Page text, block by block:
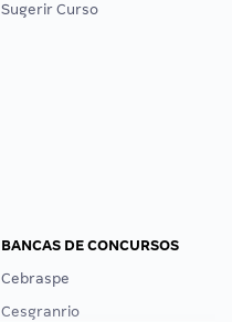
Sugerir Curso
BANCAS DE CONCURSOS
Cebraspe
Cesgranrio